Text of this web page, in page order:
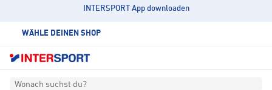
INTERSPORT App downloaden
WÄHLE DEINEN SHOP
Wonach suchst du?